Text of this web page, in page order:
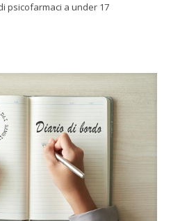
psicofarmaci a under 17